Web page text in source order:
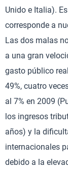
Unido e Italia).
corresponde a
Las dos malas
a una gran
gasto público
49%, cuatro
al 7% en 2009
los ingresos
años) y la
internacionales
debido a la